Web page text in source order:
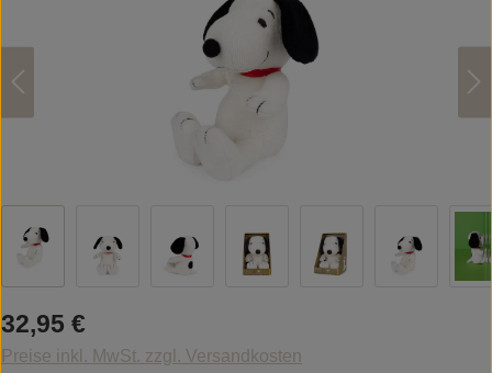
Regulärer Preis:
32,95 €
Preise inkl. MwSt. zzgl. Versandkosten